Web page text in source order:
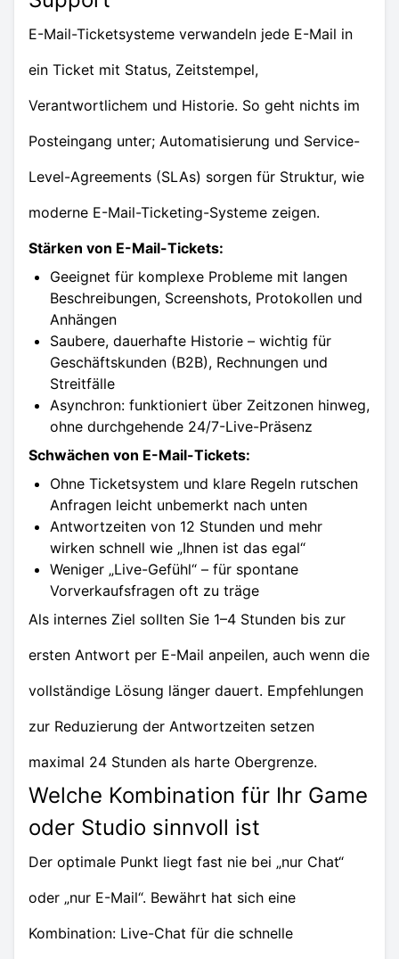
E-Mail-Ticketsysteme verwandeln jede E-Mail in
ein Ticket mit Status, Zeitstempel,
Verantwortlichem und Historie. So geht nichts im
Posteingang unter; Automatisierung und Service-
Level-Agreements (SLAs) sorgen für Struktur, wie
moderne E-Mail-Ticketing-Systeme zeigen.
Stärken von E-Mail-Tickets:
Geeignet für komplexe Probleme mit langen
Beschreibungen, Screenshots, Protokollen und
Anhängen
Saubere, dauerhafte Historie – wichtig für
Geschäftskunden (B2B), Rechnungen und
Streitfälle
Asynchron: funktioniert über Zeitzonen hinweg,
ohne durchgehende 24/7-Live-Präsenz
Schwächen von E-Mail-Tickets:
Ohne Ticketsystem und klare Regeln rutschen
Anfragen leicht unbemerkt nach unten
Antwortzeiten von 12 Stunden und mehr
wirken schnell wie „Ihnen ist das egal“
Weniger „Live-Gefühl“ – für spontane
Vorverkaufsfragen oft zu träge
Als internes Ziel sollten Sie 1–4 Stunden bis zur
ersten Antwort per E-Mail anpeilen, auch wenn die
vollständige Lösung länger dauert. Empfehlungen
zur Reduzierung der Antwortzeiten setzen
maximal 24 Stunden als harte Obergrenze.
Welche Kombination für Ihr Game
oder Studio sinnvoll ist
Der optimale Punkt liegt fast nie bei „nur Chat“
oder „nur E-Mail“. Bewährt hat sich eine
Kombination: Live-Chat für die schnelle